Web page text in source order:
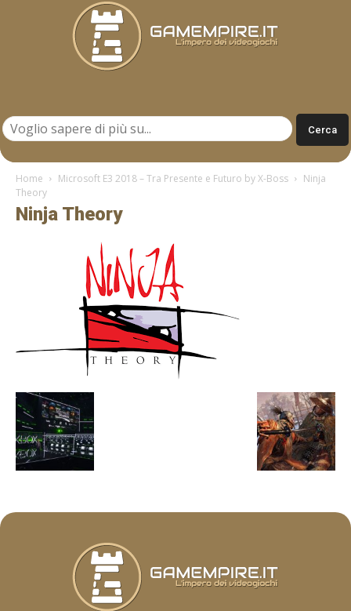
Home Microsoft E3 2018 – Tra Presente e Futuro by X-Boss
Ninja
Theory
Ninja Theory